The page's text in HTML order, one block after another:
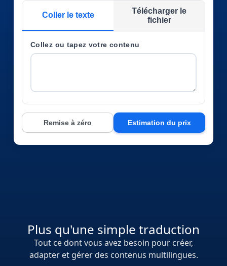
Industrie Manufacturière
Finance
Défense & Sécurité
Coller le texte
Télécharger le
fichier
Collez ou tapez votre contenu
Remise à zéro Estimation du prix
Plus qu'une simple traduction
Tout ce dont vous avez besoin pour créer,
adapter et gérer des contenus multilingues.